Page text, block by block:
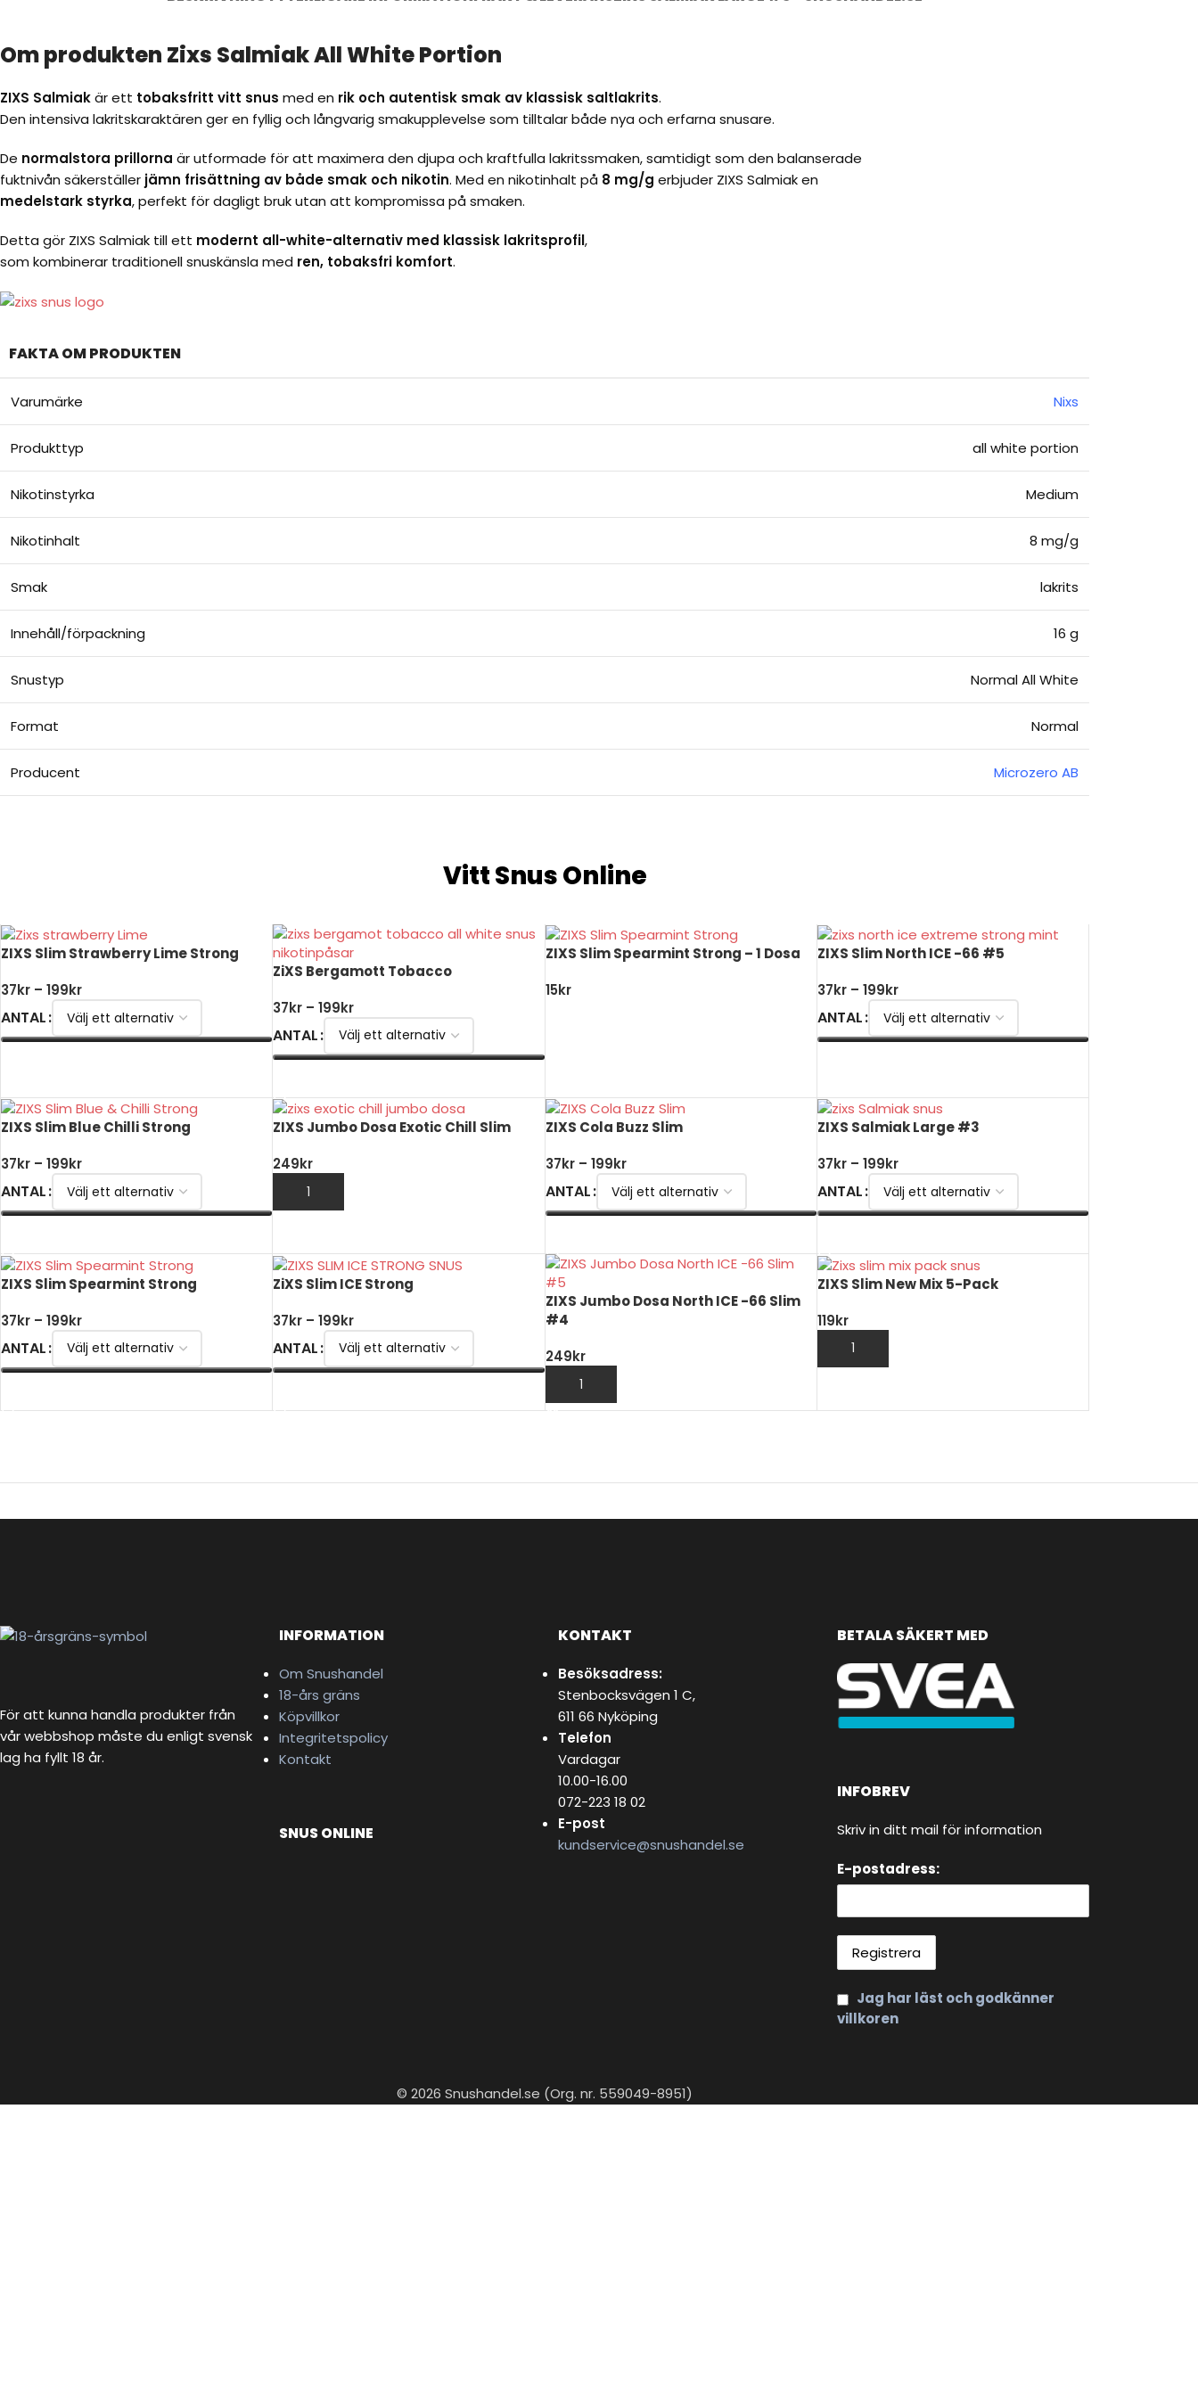
Om produkten Zixs Salmiak All White Portion
ZIXS Salmiakär ett tobaksfritt vitt snus med en rik och autentisk smak av klassisk saltlakrits.
Den intensiva lakritskaraktären ger en fyllig och långvarig smakupplevelse som tilltalar både nya och erfarna snusare.
De normalstora prillorna är utformade för att maximera den djupa och kraftfulla lakritssmaken, samtidigt som den balanserade
fuktnivån säkerställer jämn frisättning av både smak och nikotin. Med en nikotinhalt på 8 mg/g erbjuder ZIXS Salmiak en
medelstark styrka, perfekt för dagligt bruk utan att kompromissa på smaken.
Detta gör ZIXS Salmiak till ett modernt all-white-alternativ med klassisk lakritsprofil,
som kombinerar traditionell snuskänsla med ren, tobaksfri komfort.
FAKTA OM PRODUKTEN
Varumärke Nixs
Produkttyp all white portion
Nikotinstyrka Medium
Nikotinhalt 8 mg/g
Smak lakrits
Innehåll/förpackning 16 g
Snustyp Normal All White
Format Normal
Producent Microzero AB
Vitt Snus Online
ZIXS Slim Strawberry Lime Strong
37kr – 199kr
ANTAL
ZiXS Bergamott Tobacco
37kr – 199kr
ANTAL
ZIXS Slim Spearmint Strong – 1 Dosa
15kr
ZIXS Slim North ICE -66 #5
37kr – 199kr
ANTAL
ZIXS Slim Blue Chilli Strong
37kr – 199kr
ANTAL
ZIXS Jumbo Dosa Exotic Chill Slim
249kr
LÄGG TILL I VARUKORG
ZIXS Cola Buzz Slim
37kr – 199kr
ANTAL
ZIXS Salmiak Large #3
37kr – 199kr
ANTAL
ZIXS Slim Spearmint Strong
37kr – 199kr
ANTAL
ZiXS Slim ICE Strong
37kr – 199kr
ANTAL
ZIXS Jumbo Dosa North ICE -66 Slim
#4
249kr
LÄGG TILL I VARUKORG
ZIXS Slim New Mix 5-Pack
119kr
LÄGG TILL I VARUKORG
För att kunna handla produkter från
vår webbshop måste du enligt svensk
lag ha fyllt 18 år.
INFORMATION
Om Snushandel
18-års gräns
Köpvillkor
Integritetspolicy
Kontakt
SNUS ONLINE
KONTAKT
Besöksadress:
Stenbocksvägen 1 C,
611 66 Nyköping
Telefon
Vardagar
10.00-16.00
072-223 18 02
E-post
kundservice@snushandel.se
BETALA SÄKERT MED
INFOBREV
Skriv in ditt mail för information
E-postadress:
Jag har läst och godkänner
villkoren
© 2026 Snushandel.se (Org. nr. 559049-8951)